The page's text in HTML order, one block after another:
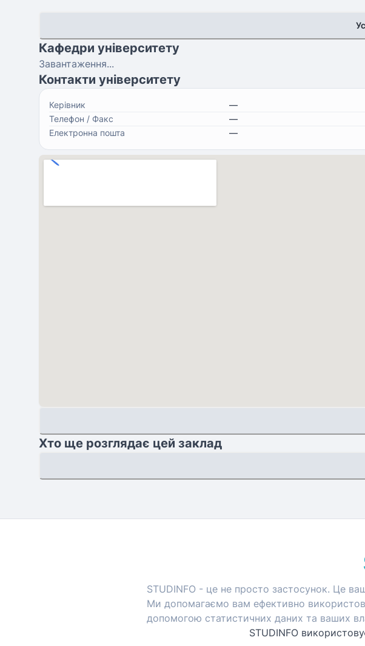
Кафедри університету
Завантаження...
Контакти університету
Керівник
—
Телефон / Факс
—
Електронна пошта
—
Хто ще розглядає цей заклад
STUDINFO - це не просто застосунок. Це
Ми допомагаємо вам ефективно
допомогою статистичних даних та ваших
STUDINFO